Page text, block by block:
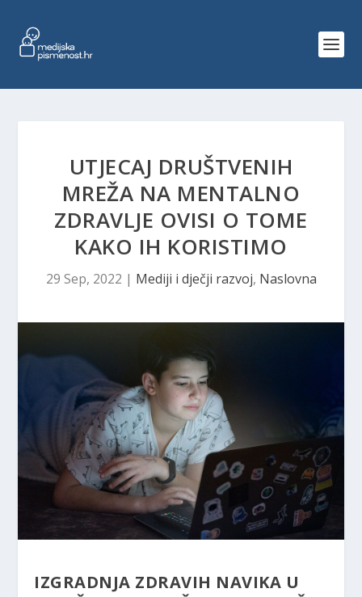
UTJECAJ DRUŠTVENIH
MREŽA NA MENTALNO
ZDRAVLJE OVISI O TOME
KAKO IH KORISTIMO
29 Sep, 2022 | Mediji i dječji razvoj, Naslovna
IZGRADNJA ZDRAVIH NAVIKA U